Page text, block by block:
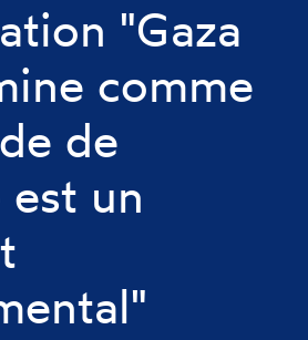
"Gaza
comme
de
un